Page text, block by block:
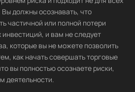
должны осознавать, что
частичной или полной потери
и вам не следует
которые вы не можете позволить
как начать совершать торговые
вы полностью осознаете риски,
деятельности.